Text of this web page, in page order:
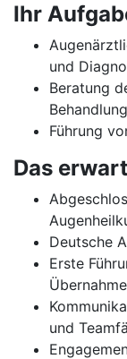
Ihr
und
Beratung
Führung
Das
Deutsche
Erste
und